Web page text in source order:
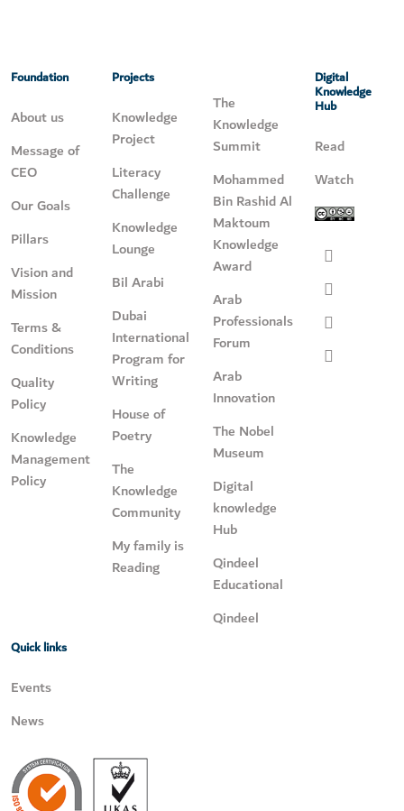
Foundation
About us
Message of
CEO
Our Goals
Pillars
Vision and
Mission
Terms &
Conditions
Quality
Policy
Knowledge
Management
Policy
Projects
Knowledge
Project
Literacy
Challenge
Knowledge
Lounge
Bil Arabi
Dubai
International
Program for
Writing
House of
Poetry
The
Knowledge
Community
My family is
Reading
The
Knowledge
Summit
Mohammed
Bin Rashid Al
Maktoum
Knowledge
Award
Arab
Professionals
Forum
Arab
Innovation
The Nobel
Museum
Digital
knowledge
Hub
Qindeel
Educational
Qindeel
Digital
Knowledge
Hub
Read
Watch
Quick links
Events
News